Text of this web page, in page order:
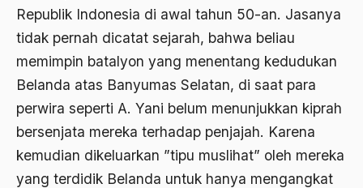
Republik Indonesia di awal tahun 50-an. Jasanya
tidak pernah dicatat sejarah, bahwa beliau
memimpin batalyon yang menentang kedudukan
Belanda atas Banyumas Selatan, di saat para
perwira seperti A. Yani belum menunjukkan kiprah
bersenjata mereka terhadap penjajah. Karena
kemudian dikeluarkan ”tipu muslihat” oleh mereka
yang terdidik Belanda untuk hanya mengangkat
Airport
Airport Changi
Airport Noto Hadi Negoro
Ajaran AGama
Ajaran Agama Islam
Ajaran Islam